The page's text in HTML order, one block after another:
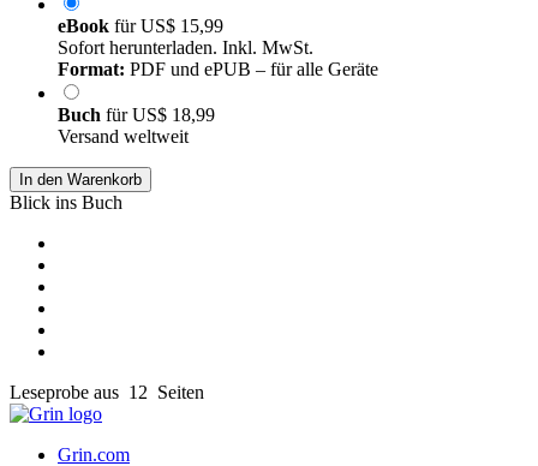
eBook fürUS$ 15,99
Sofort herunterladen. Inkl. MwSt.
Format: PDF und ePUB – für alle Geräte
Buch fürUS$ 18,99
Versand weltweit
In den Warenkorb
Blick ins Buch
Leseprobe aus 12 Seiten
Grin.com